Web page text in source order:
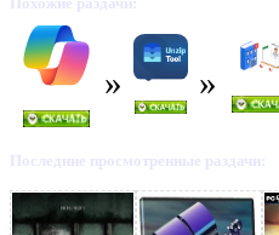
Последние просмотренные раздачи: